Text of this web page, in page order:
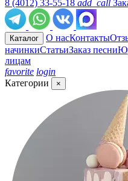
8 (4012) 33-55-18 add_call
Каталог О насКонтакты
начинкиСтатьиЗаказ песни
лицам
favorite login
Категории
×